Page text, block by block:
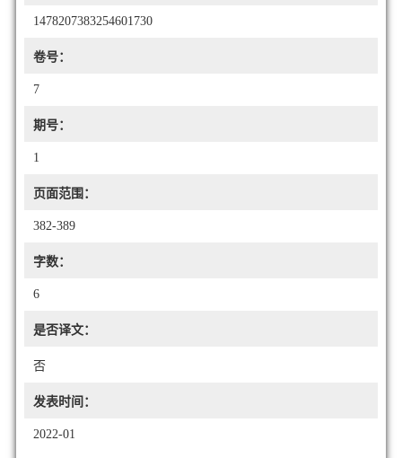
1478207383254601730
卷号：
7
期号：
1
页面范围：
382-389
字数：
6
是否译文：
否
发表时间：
2022-01